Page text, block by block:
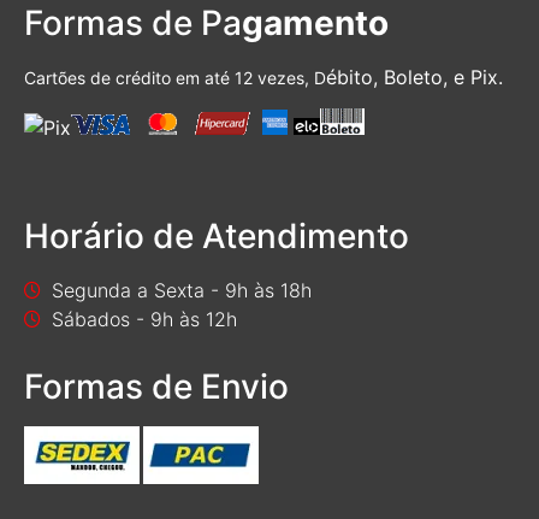
Formas de Pagamento
Cartões de crédito em até 12 vezes, Débito, Boleto, e Pix.
Horário de Atendimento
Segunda a Sexta - 9h às 18h
Sábados - 9h às 12h
Formas de Envio